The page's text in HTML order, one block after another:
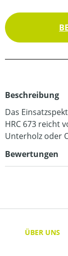
Beschreibung
Das
HRC 673 reicht
Unterholz oder
Bewertungen
ÜBER UNS